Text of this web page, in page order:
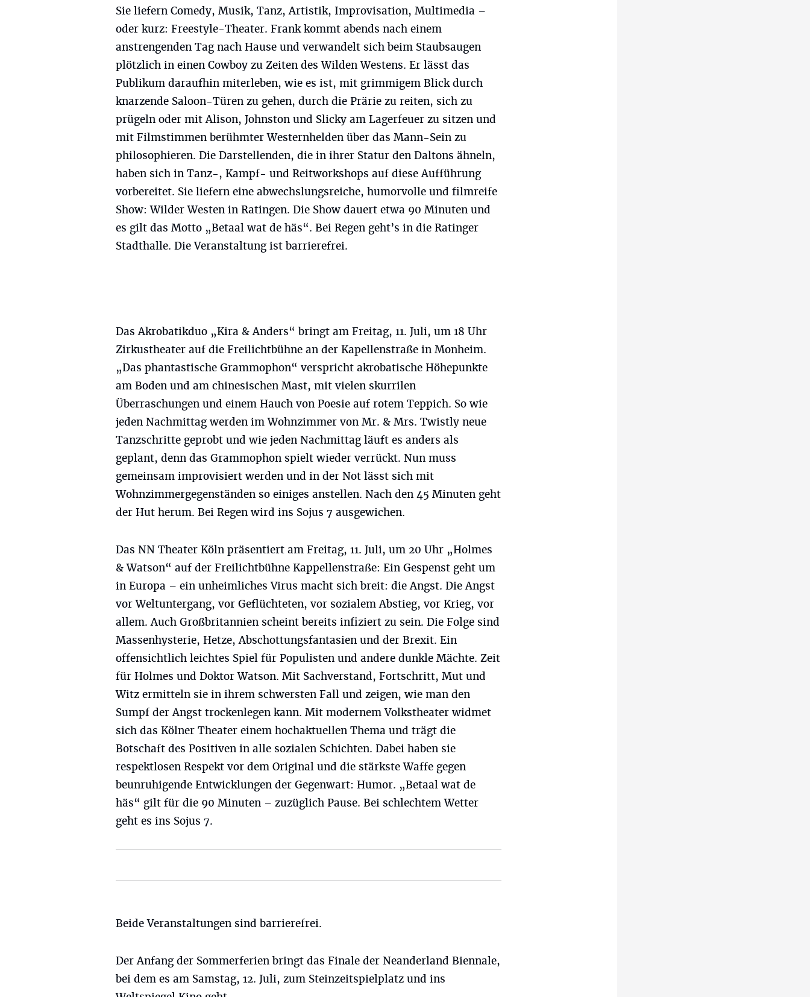
Sie liefern Comedy, Musik, Tanz, Artistik, Improvisation, Multimedia –
oder kurz: Freestyle-Theater. Frank kommt abends nach einem
anstrengenden Tag nach Hause und verwandelt sich beim Staubsaugen
plötzlich in einen Cowboy zu Zeiten des Wilden Westens. Er lässt das
Publikum daraufhin miterleben, wie es ist, mit grimmigem Blick durch
knarzende Saloon-Türen zu gehen, durch die Prärie zu reiten, sich zu
prügeln oder mit Alison, Johnston und Slicky am Lagerfeuer zu sitzen und
mit Filmstimmen berühmter Westernhelden über das Mann-Sein zu
philosophieren. Die Darstellenden, die in ihrer Statur den Daltons ähneln,
haben sich in Tanz-, Kampf- und Reitworkshops auf diese Aufführung
vorbereitet. Sie liefern eine abwechslungsreiche, humorvolle und filmreife
Show: Wilder Westen in Ratingen. Die Show dauert etwa 90 Minuten und
es gilt das Motto „Betaal wat de häs“. Bei Regen geht’s in die Ratinger
Stadthalle. Die Veranstaltung ist barrierefrei.
Das Akrobatikduo „Kira & Anders“ bringt am Freitag, 11. Juli, um 18 Uhr
Zirkustheater auf die Freilichtbühne an der Kapellenstraße in Monheim.
„Das phantastische Grammophon“ verspricht akrobatische Höhepunkte
am Boden und am chinesischen Mast, mit vielen skurrilen
Überraschungen und einem Hauch von Poesie auf rotem Teppich. So wie
jeden Nachmittag werden im Wohnzimmer von Mr. & Mrs. Twistly neue
Tanzschritte geprobt und wie jeden Nachmittag läuft es anders als
geplant, denn das Grammophon spielt wieder verrückt. Nun muss
gemeinsam improvisiert werden und in der Not lässt sich mit
Wohnzimmergegenständen so einiges anstellen. Nach den 45 Minuten geht
der Hut herum. Bei Regen wird ins Sojus 7 ausgewichen.
Das NN Theater Köln präsentiert am Freitag, 11. Juli, um 20 Uhr „Holmes
& Watson“ auf der Freilichtbühne Kappellenstraße: Ein Gespenst geht um
in Europa – ein unheimliches Virus macht sich breit: die Angst. Die Angst
vor Weltuntergang, vor Geflüchteten, vor sozialem Abstieg, vor Krieg, vor
allem. Auch Großbritannien scheint bereits infiziert zu sein. Die Folge sind
Massenhysterie, Hetze, Abschottungsfantasien und der Brexit. Ein
offensichtlich leichtes Spiel für Populisten und andere dunkle Mächte. Zeit
für Holmes und Doktor Watson. Mit Sachverstand, Fortschritt, Mut und
Witz ermitteln sie in ihrem schwersten Fall und zeigen, wie man den
Sumpf der Angst trockenlegen kann. Mit modernem Volkstheater widmet
sich das Kölner Theater einem hochaktuellen Thema und trägt die
Botschaft des Positiven in alle sozialen Schichten. Dabei haben sie
respektlosen Respekt vor dem Original und die stärkste Waffe gegen
beunruhigende Entwicklungen der Gegenwart: Humor. „Betaal wat de
häs“ gilt für die 90 Minuten – zuzüglich Pause. Bei schlechtem Wetter
geht es ins Sojus 7.
Beide Veranstaltungen sind barrierefrei.
Der Anfang der Sommerferien bringt das Finale der Neanderland Biennale,
bei dem es am Samstag, 12. Juli, zum Steinzeitspielplatz und ins